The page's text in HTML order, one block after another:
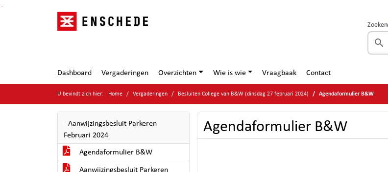
Ga naar de inhoud van deze pagina
Ga naar het zoeken
Ga naar het menu
Zoeken
Dashboard Vergaderingen Overzichten Wie is wie Vraagbaak Contact
U bevindt zich hier: Home Vergaderingen Besluiten College van B&W (dinsdag 27 februari 2024) Agendaformulier B&W
- Aanwijzingsbesluit Parkeren
Februari 2024
Agendaformulier B&W
Aanwijzingsbesluit Parkeren
Agendaformulier B&W